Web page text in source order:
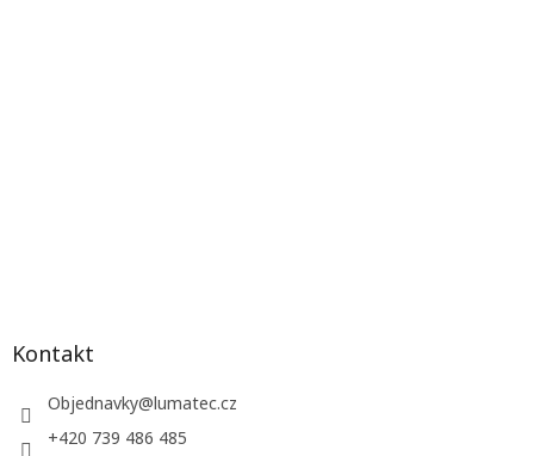
Kontakt
Objednavky@lumatec.cz
+420 739 486 485